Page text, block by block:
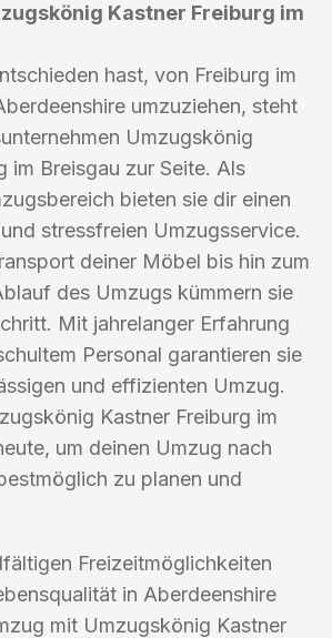
Kastner Freiburg im
hast, von Freiburg im
umzuziehen, steht
Umzugskönig
im Breisgau zur Seite. Als
bieten sie dir einen
stressfreien Umzugsservice.
deiner Möbel bis hin zum
des Umzugs kümmern sie
Mit jahrelanger Erfahrung
Personal garantieren sie
und effizienten Umzug.
Kastner Freiburg im
um deinen Umzug nach
zu planen und
Freizeitmöglichkeiten
in Aberdeenshire
mit Umzugskönig Kastner